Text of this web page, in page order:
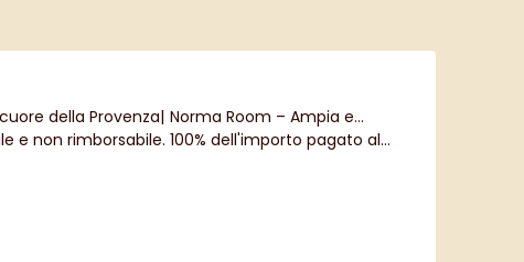
della Provenza| Norma Room – Ampia e
| Camera Otello – Bed and Breakfast di charme in
non rimborsabile. 100% dell'importo pagato al